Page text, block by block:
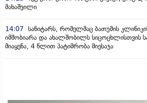
მახაშვილი
14:07 სანიტარს, რომელმაც ბათუმის
იმშობიარა და ახალშობილს სიცოცხლისთვის
მიაყენა, 4 წლით პატიმრობა მიესაჯა